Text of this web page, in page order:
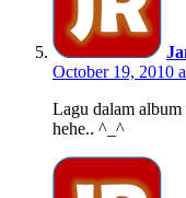
October 19, 2010
Lagu dalam
hehe.. ^_^